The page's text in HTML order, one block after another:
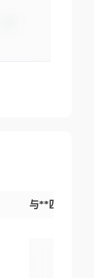
与**匹配交易